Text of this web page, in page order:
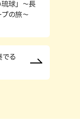
球」～長
の旅～
でる